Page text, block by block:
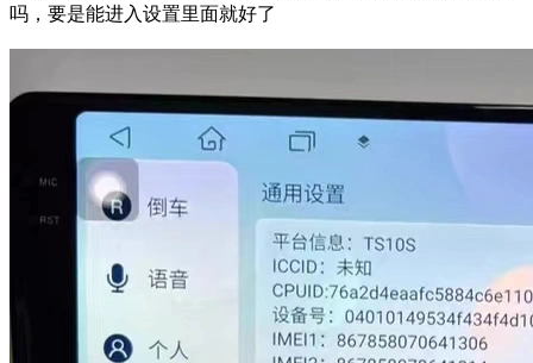
吗，要是能进入设置里面就好了